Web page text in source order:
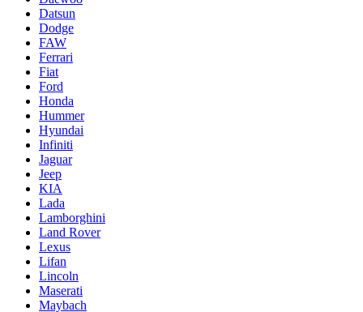
Datsun
Dodge
FAW
Ferrari
Fiat
Ford
Honda
Hummer
Hyundai
Infiniti
Jaguar
Jeep
KIA
Lada
Lamborghini
Land Rover
Lexus
Lifan
Lincoln
Maserati
Maybach